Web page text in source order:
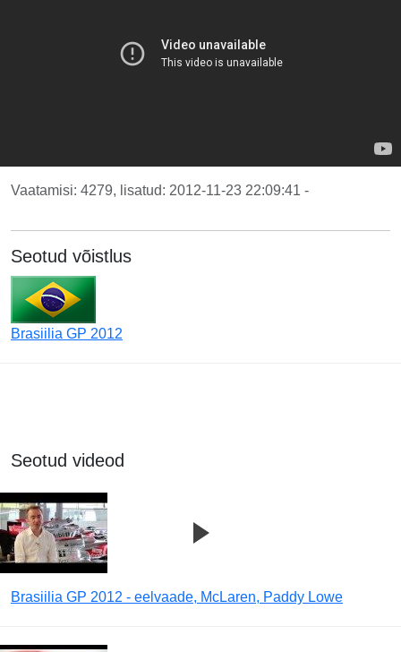
Vaatamisi: 4279, lisatud: 2012-11-23 22:09:41 -
Seotud võistlus
Brasiilia GP 2012
Seotud videod
Brasiilia GP 2012 - eelvaade, McLaren, Paddy Lowe